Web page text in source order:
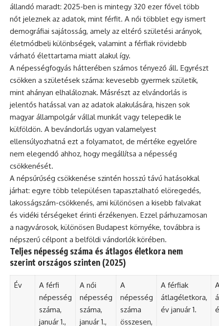
állandó maradt: 2025-ben is mintegy 320 ezer fővel több
nőt jeleznek az adatok, mint férfit. A női többlet egy ismert
demográfiai sajátosság, amely az eltérő születési arányok,
életmódbeli különbségek, valamint a férfiak rövidebb
várható élettartama miatt alakul így.
A népességfogyás hátterében számos tényező áll. Egyrészt
csökken a születések száma: kevesebb gyermek születik,
mint ahányan elhaláloznak. Másrészt az elvándorlás is
jelentős hatással van az adatok alakulására, hiszen sok
magyar állampolgár vállal munkát vagy telepedik le
külföldön. A bevándorlás ugyan valamelyest
ellensúlyozhatná ezt a folyamatot, de mértéke egyelőre
nem elegendő ahhoz, hogy megállítsa a népesség
csökkenését.
A népsűrűség csökkenése szintén hosszú távú hatásokkal
járhat: egyre több településen tapasztalható elöregedés,
lakosságszám-csökkenés, ami különösen a kisebb falvakat
és vidéki térségeket érinti érzékenyen. Ezzel párhuzamosan
a nagyvárosok, különösen Budapest környéke, továbbra is
népszerű célpont a belföldi vándorlók körében.
Teljes népesség száma és átlagos életkora nem
szerint országos szinten (2025)
Év
A férfi
népesség
száma,
január 1.,
A női
népesség
száma,
január 1.,
A
népesség
száma
összesen,
A férfiak
átlagéletkora,
év január 1.